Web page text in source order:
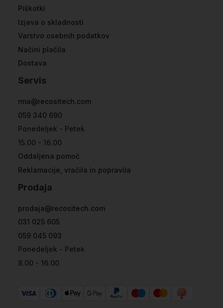
Piškotki
Izjava o skladnosti
Varstvo osebnih podatkov
Načini plačila
Dostava
Servis
rma@recositech.com
059 340 690
Ponedeljek - Petek
15.00 - 16.00
Oddaljena pomoč
Reklamacije, vračila in popravila
Prodaja
prodaja@recositech.com
031 025 605
059 045 093
Ponedeljek - Petek
8.00 - 16.00